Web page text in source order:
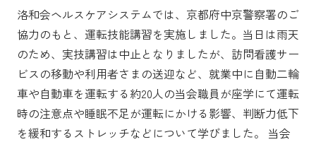
洛和会ヘルスケアシステムでは、京都府中京警察署のご
協力のもと、運転技能講習を実施しました。当日は雨天
のため、実技講習は中止となりましたが、訪問看護サー
ビスの移動や利用者さまの送迎など、就業中に自動二輪
車や自動車を運転する約20人の当会職員が座学にて運転
時の注意点や睡眠不足が運転にかける影響、判断力低下
を緩和するストレッチなどについて学びました。 当会